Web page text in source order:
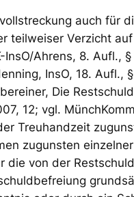
auch für
teilweiser Verzicht
Ahrens, 8. Aufl.,
InsO, 18. Aufl.,
Die
12; vgl.
Treuhandzeit
zugunsten
die von der